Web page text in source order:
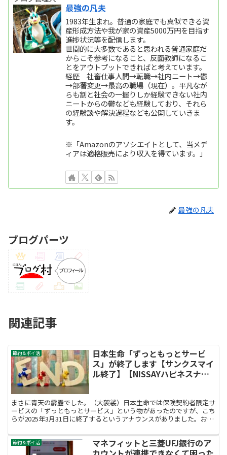
最強の凡夫
1983年生まれ。普通の家庭でも真似できる資
産形成方法や我が家の資産5000万円を目指す
進捗状況等を配信します。
世間的に大多数であると思われる普通家庭だ
からこそ参考になること、反面教師になるこ
とをアウトプットできればと考えています。
経歴 社畜仕事人間→転職→社内ニート→鬱
→部署変更→最高の職場（現在）。平凡なが
らも割と社会の一握りしか経験できない社内
ニートからの鬱なども経験しており、それら
の経験談や解決過程なども公開していきま
す。
※「Amazonのアソシエイトとして、当メデ
ィアは適格販売により収入を得ています。」
最強の凡夫
ブログパーツ
関連記事
節約＆ポイ活
日本生命「ずっともっとサービ
ス」が終了します【サンクスマイ
ル終了】【NISSAYハピネスナビ
まさに青天の霹靂でした。（大袈裟）日本生命では保険契約者限定サ
ービスの「ずっともっとサービス」という物があったのですが、こち
らが2025年3月31日に終了するというアナウンスがありました。おそ
だと思いますが、日本生命の保険を契約していた我が家としては何気
に貯まったサンクスマイルで景品に交換したりするのは楽しみのひと
つでしたのでちょっとショックなニュースでした。
節約＆ポイ活
マネフィットと三菱UFJ銀行のア